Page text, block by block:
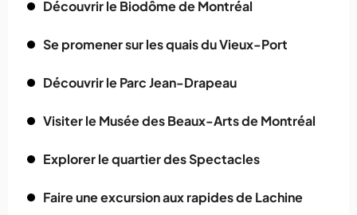
Découvrir le Biodôme de Montréal
Se promener sur les quais du Vieux-Port
Découvrir le Parc Jean-Drapeau
Visiter le Musée des Beaux-Arts de Montréal
Explorer le quartier des Spectacles
Faire une excursion aux rapides de Lachine